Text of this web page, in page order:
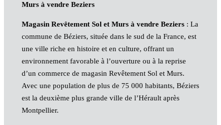
Murs à vendre Beziers
Magasin Revêtement Sol et Murs à vendre Beziers: La
commune de Béziers, située dans le sud de la France, est
une ville riche en histoire et en culture, offrant un
environnement favorable à l’ouverture ou à la reprise
d’un commerce de magasin Revêtement Sol et Murs.
Avec une population de plus de 75 000 habitants, Béziers
est la deuxième plus grande ville de l’Hérault après
Montpellier.